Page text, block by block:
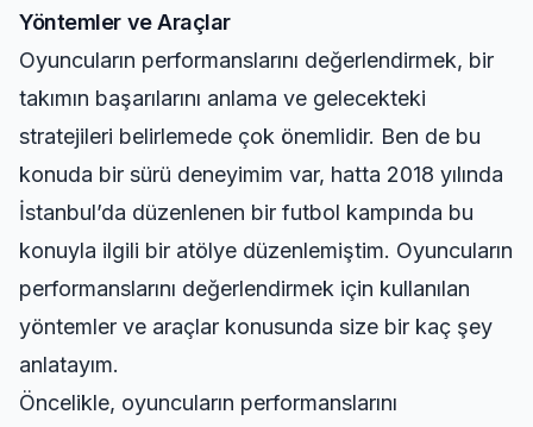
Yöntemler ve Araçlar
Oyuncuların performanslarını değerlendirmek, bir
takımın başarılarını anlama ve gelecekteki
stratejileri belirlemede çok önemlidir. Ben de bu
konuda bir sürü deneyimim var, hatta 2018 yılında
İstanbul’da düzenlenen bir futbol kampında bu
konuyla ilgili bir atölye düzenlemiştim. Oyuncuların
performanslarını değerlendirmek için kullanılan
yöntemler ve araçlar konusunda size bir kaç şey
anlatayım.
Öncelikle, oyuncuların performanslarını